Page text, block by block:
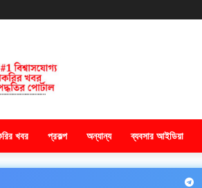
খবর প্রকল্প অন্যান্য ব্যবসার আইডিয়া